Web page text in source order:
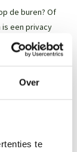
Over
te
de buren? Of
een privacy
muur of aan de
heeft geen